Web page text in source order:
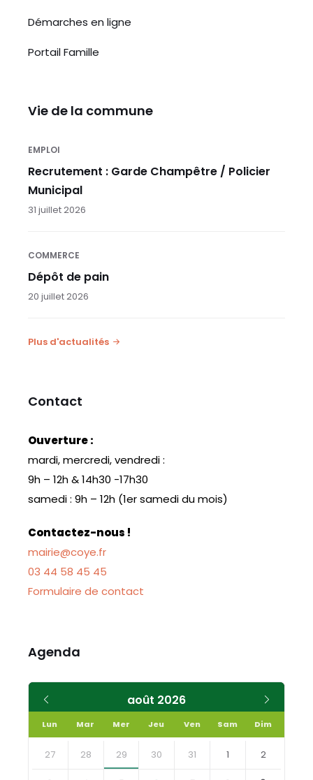
Démarches en ligne
Portail Famille
Vie de la commune
EMPLOI
Recrutement : Garde Champêtre / Policier
Municipal
31 juillet 2026
COMMERCE
Dépôt de pain
20 juillet 2026
Plus d'actualités
Contact
Ouverture :
mardi, mercredi, vendredi :
9h – 12h & 14h30 -17h30
samedi : 9h – 12h (1er samedi du mois)
Contactez-nous !
mairie@coye.fr
03 44 58 45 45
Formulaire de contact
Agenda
août 2026
précédent
Lun Mar Mer Jeu Ven Sam Dim
Skip
calendar
27 28 29 30 31 1 2